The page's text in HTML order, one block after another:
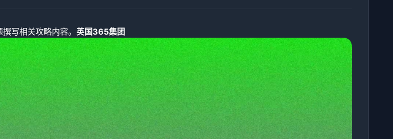
写相关攻略内容。 英国365集团